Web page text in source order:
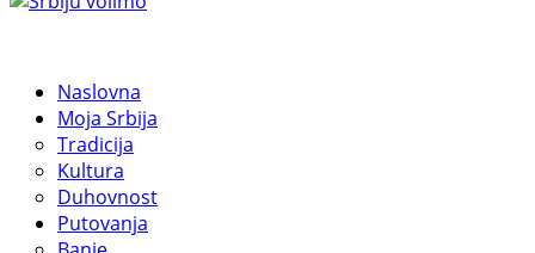
Naslovna
Moja Srbija
Tradicija
Kultura
Duhovnost
Putovanja